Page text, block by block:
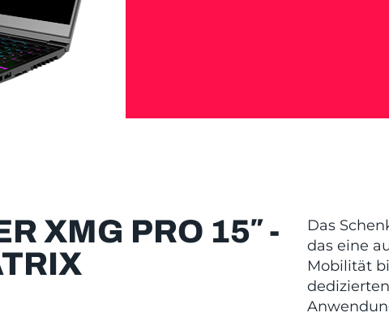
XMG PRO 15″ -
Das
das eine
Mobilität